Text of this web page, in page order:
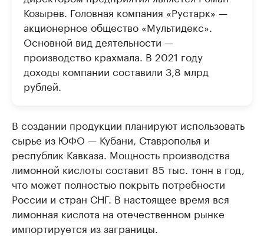
Козырев. Головная компания «Рустарк» —
акционерное общество «Мультидекс».
Основной вид деятельности —
производство крахмала. В 2021 году
доходы компании составили 3,8 млрд
рублей.
В создании продукции планируют использовать
сырье из ЮФО — Кубани, Ставрополья и
республик Кавказа. Мощность производства
лимонной кислоты составит 85 тыс. тонн в год,
что может полностью покрыть потребности
России и стран СНГ. В настоящее время вся
лимонная кислота на отечественном рынке
импортируется из заграницы.